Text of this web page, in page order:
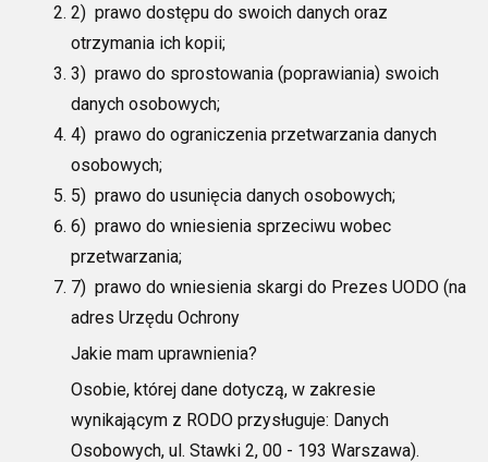
2) prawo dostępu do swoich danych oraz
otrzymania ich kopii;
3) prawo do sprostowania (poprawiania) swoich
danych osobowych;
4) prawo do ograniczenia przetwarzania danych
osobowych;
5) prawo do usunięcia danych osobowych;
6) prawo do wniesienia sprzeciwu wobec
przetwarzania;
7) prawo do wniesienia skargi do Prezes UODO (na
adres Urzędu Ochrony
Jakie mam uprawnienia?
Osobie, której dane dotyczą, w zakresie
wynikającym z RODO przysługuje: Danych
Osobowych, ul. Stawki 2, 00 - 193 Warszawa).